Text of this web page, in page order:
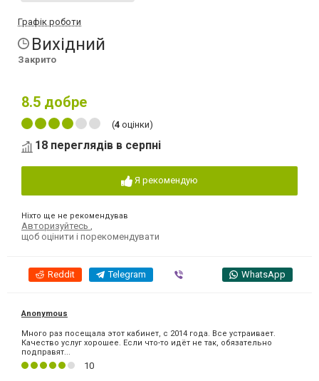
Графік роботи
Вихідний
Закрито
8.5 добре
(4 оцінки)
18 переглядів в серпні
Я рекомендую
Ніхто ще не рекомендував
Авторизуйтесь
щоб оцінити і порекомендувати
Reddit Telegram WhatsApp
Anonymous
Много раз посещала этот кабинет, с 2014 года. Все устраивает.
Качество услуг хорошее. Если что-то идёт не так, обязательно
подправят...
10